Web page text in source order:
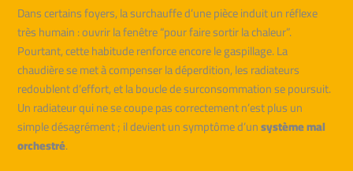
Dans certains foyers, la surchauffe d’une pièce induit un réflexe
très humain : ouvrir la fenêtre “pour faire sortir la chaleur”.
Pourtant, cette habitude renforce encore le gaspillage. La
chaudière se met à compenser la déperdition, les radiateurs
redoublent d’effort, et la boucle de surconsommation se poursuit.
Un radiateur qui ne se coupe pas correctement n’est plus un
simple désagrément ; il devient un symptôme d’unsystème mal
orchestré.